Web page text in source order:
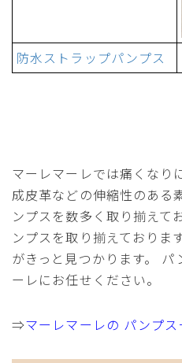
防水ストラップパンプス
マーレマーレでは痛くなり
成皮革などの伸縮性のある
ンプスを数多く取り揃えて
ンプスを取り揃えておりま
がきっと見つかります。
ーレにお任せください。
⇒マーレマーレの パンプス